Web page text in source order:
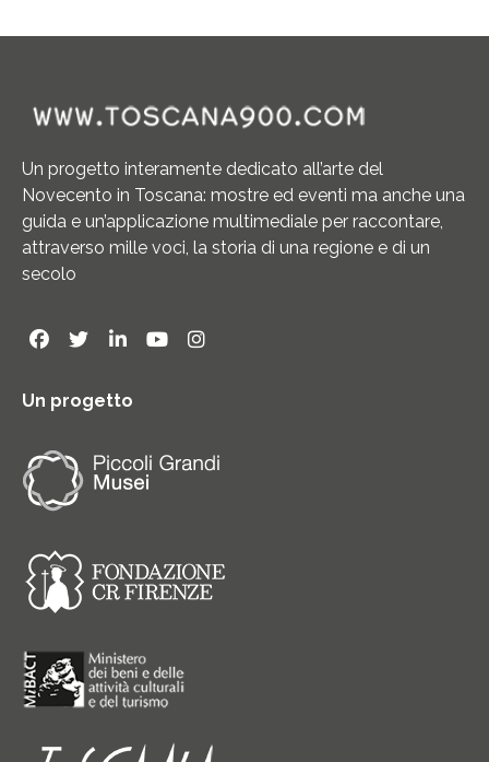
Un progetto interamente dedicato all’arte del
Novecento in Toscana: mostre ed eventi ma anche una
guida e un’applicazione multimediale per raccontare,
attraverso mille voci, la storia di una regione e di un
secolo
Un progetto